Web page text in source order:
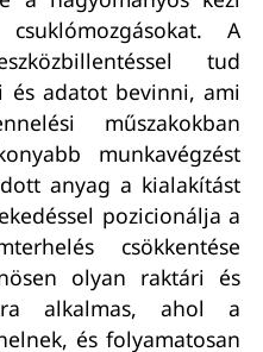
A
tud
és adatot bevinni, ami
műszakokban
munkavégzést
anyag a kialakítást
pozicionálja a
csökkentése
olyan raktári és
alkalmas, ahol a
és folyamatosan